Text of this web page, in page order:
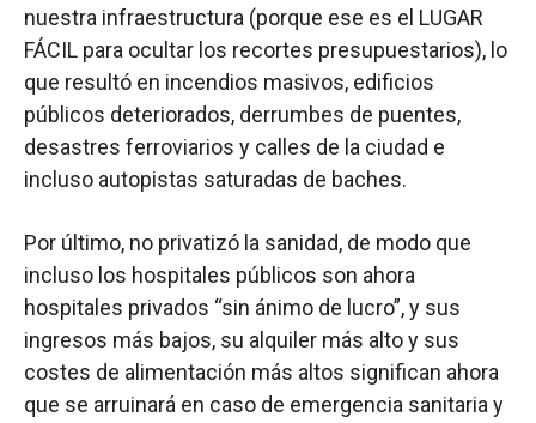
nuestra infraestructura (porque ese es el LUGAR
FÁCIL para ocultar los recortes presupuestarios), lo
que resultó en incendios masivos, edificios
públicos deteriorados, derrumbes de puentes,
desastres ferroviarios y calles de la ciudad e
incluso autopistas saturadas de baches.
Por último, no privatizó la sanidad, de modo que
incluso los hospitales públicos son ahora
hospitales privados “sin ánimo de lucro”, y sus
ingresos más bajos, su alquiler más alto y sus
costes de alimentación más altos significan ahora
que se arruinará en caso de emergencia sanitaria y